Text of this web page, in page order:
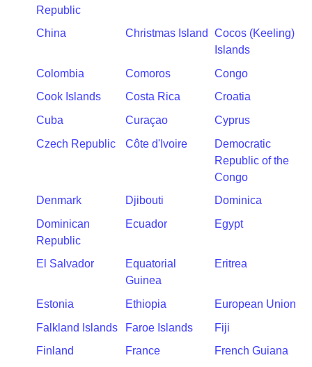
Republic
China Christmas Island
Cocos (Keeling)
Islands
Colombia
Comoros
Congo
Cook Islands
Costa Rica
Croatia
Cuba
Curaçao
Cyprus
Czech Republic
Côte d'Ivoire
Democratic
Republic of the
Congo
Denmark
Djibouti
Dominica
Dominican
Republic
Ecuador Egypt
El Salvador
Equatorial
Guinea
Eritrea
Estonia Ethiopia
European Union
Falkland Islands
Faroe Islands
Fiji
Finland
France
French Guiana